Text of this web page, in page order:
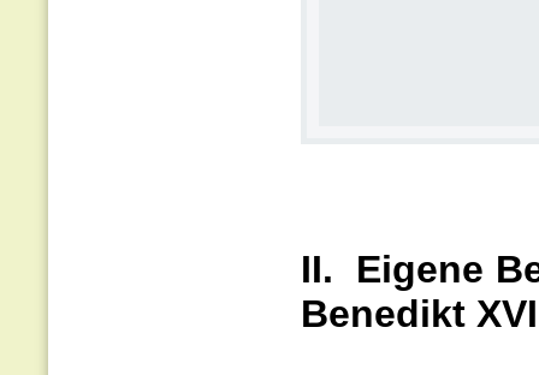
II. Eigene
Benedikt